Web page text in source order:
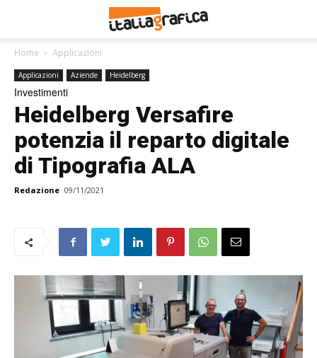
Home Applicazioni
Applicazioni Aziende Heidelberg
Investimenti
Heidelberg Versafire
potenzia il reparto digitale
di Tipografia ALA
Redazione 09/11/2021